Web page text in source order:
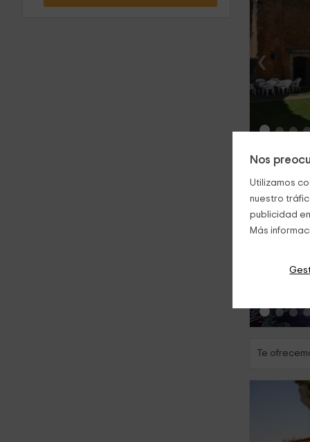
Nos
Utilizamos
nuestro
publicidad
Más
‹
‹
Te